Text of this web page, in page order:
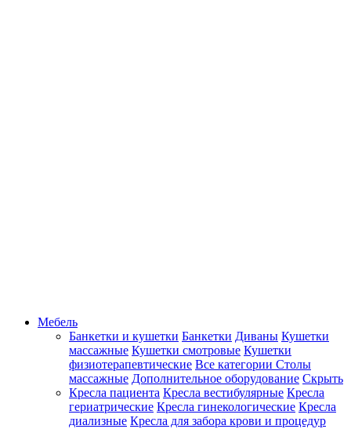
Мебель
Банкетки и кушетки Банкетки Диваны Кушетки
массажные Кушетки смотровые Кушетки
физиотерапевтические Все категории Столы
массажные Дополнительное оборудование Скрыть
Кресла пациента Кресла вестибулярные Кресла
гериатрические Кресла гинекологические Кресла
диализные Кресла для забора крови и процедур